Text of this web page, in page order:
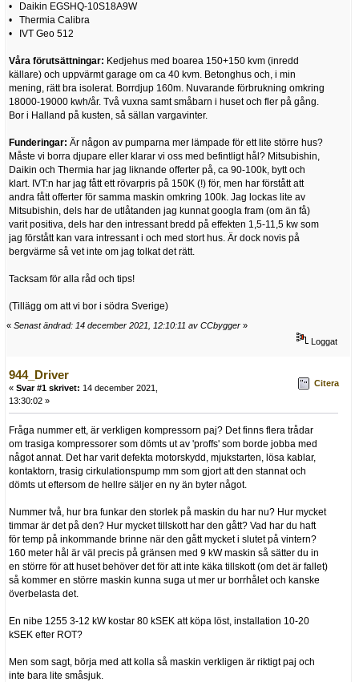
• Daikin EGSHQ-10S18A9W
• Thermia Calibra
• IVT Geo 512
Våra förutsättningar: Kedjehus med boarea 150+150 kvm (inredd
källare) och uppvärmt garage om ca 40 kvm. Betonghus och, i min
mening, rätt bra isolerat. Borrdjup 160m. Nuvarande förbrukning omkring
18000-19000 kwh/år. Två vuxna samt småbarn i huset och fler på gång.
Bor i Halland på kusten, så sällan vargavinter.
Funderingar: Är någon av pumparna mer lämpade för ett lite större hus?
Måste vi borra djupare eller klarar vi oss med befintligt hål? Mitsubishin,
Daikin och Thermia har jag liknande offerter på, ca 90-100k, bytt och
klart. IVT:n har jag fått ett rövarpris på 150K (!) för, men har förstått att
andra fått offerter för samma maskin omkring 100k. Jag lockas lite av
Mitsubishin, dels har de utlåtanden jag kunnat googla fram (om än få)
varit positiva, dels har den intressant bredd på effekten 1,5-11,5 kw som
jag förstått kan vara intressant i och med stort hus. Är dock novis på
bergvärme så vet inte om jag tolkat det rätt.
Tacksam för alla råd och tips!
(Tillägg om att vi bor i södra Sverige)
« Senast ändrad: 14 december 2021, 12:10:11 av CCbygger »
Loggat
944_Driver
« Svar #1 skrivet: 14 december 2021,
13:30:02 »
Citera
Fråga nummer ett, är verkligen kompressorn paj? Det finns flera trådar
om trasiga kompressorer som dömts ut av 'proffs' som borde jobba med
något annat. Det har varit defekta motorskydd, mjukstarten, lösa kablar,
kontaktorn, trasig cirkulationspump mm som gjort att den stannat och
dömts ut eftersom de hellre säljer en ny än byter något.
Nummer två, hur bra funkar den storlek på maskin du har nu? Hur mycket
timmar är det på den? Hur mycket tillskott har den gått? Vad har du haft
för temp på inkommande brinne när den gått mycket i slutet på vintern?
160 meter hål är väl precis på gränsen med 9 kW maskin så sätter du in
en större för att huset behöver det för att inte käka tillskott (om det är fallet)
så kommer en större maskin kunna suga ut mer ur borrhålet och kanske
överbelasta det.
En nibe 1255 3-12 kW kostar 80 kSEK att köpa löst, installation 10-20
kSEK efter ROT?
Men som sagt, börja med att kolla så maskin verkligen är riktigt paj och
inte bara lite småsjuk.